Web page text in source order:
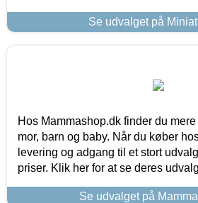
Se udvalget på
Hos Mammashop.dk finder du mere
mor, barn og baby. Når du køber
levering og adgang til et stort
priser. Klik her for at se deres
Se udvalget på